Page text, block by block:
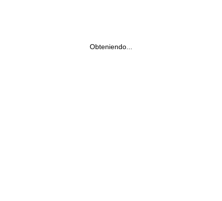
Obteniendo...